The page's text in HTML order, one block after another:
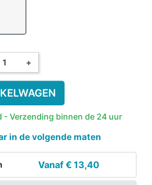
+
- Verzending binnen de 24 uur
in de volgende maten
Vanaf€ 13,40